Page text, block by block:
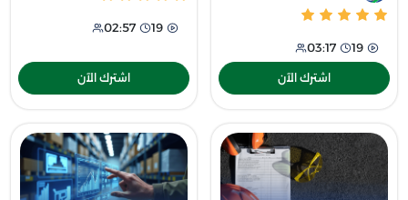
تحقيق أفضل عائد ممكن.
19
03:17
اشترك الآن
19
02:57
اشترك الآن